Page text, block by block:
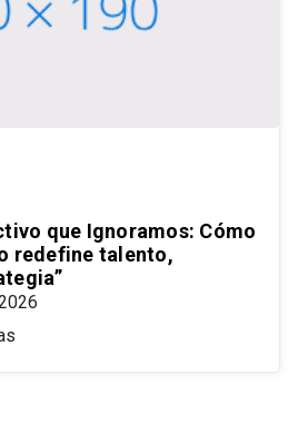
que Ignoramos: Cómo
redefine talento,